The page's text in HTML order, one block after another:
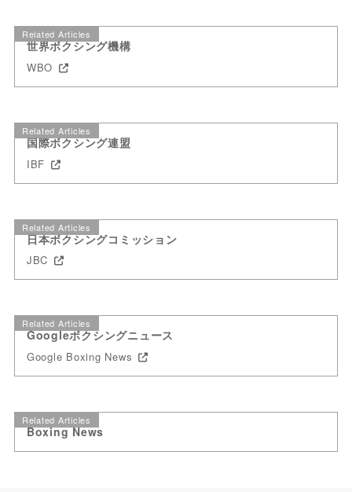
Related Articles
世界ボクシング機構
WBO
Related Articles
国際ボクシング連盟
IBF
Related Articles
日本ボクシングコミッション
JBC
Related Articles
Googleボクシングニュース
Google Boxing News
Related Articles
Boxing News